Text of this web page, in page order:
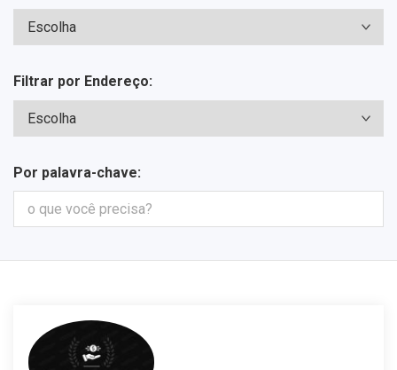
Filtrar por Endereço:
Por palavra-chave: